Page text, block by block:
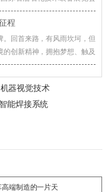
程
回首来路，有风雨坎坷，但
创新精神，拥抱梦想、触及
术创新，推进工业智能制造的
的坚韧和赤诚，去拥抱行业、
器视觉技术
能焊接系统
端制造的一片天